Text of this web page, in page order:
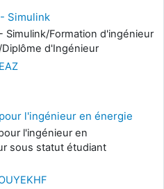
Simulink
Formation d'ingénieur
d'Ingénieur
l'ingénieur en énergie
l'ingénieur en
sous statut étudiant